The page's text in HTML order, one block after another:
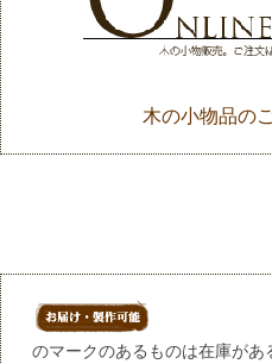
木の小物品の
のマークのあるものは在庫が